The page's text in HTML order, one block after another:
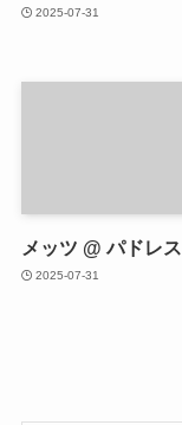
2025-07-31
メッツ @ パドレス
2025-07-31